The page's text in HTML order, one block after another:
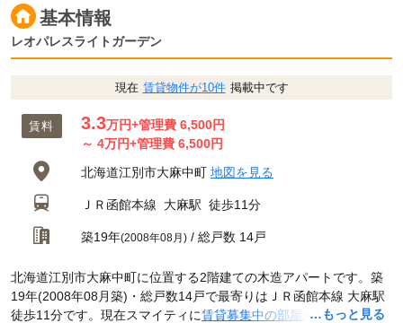
基本情報
レオパレスライトガーデン
現在 賃貸物件が10件 掲載中です
賃料 3.3万円+管理費 6,500円
～ 4万円+管理費 6,500円
北海道江別市大麻中町 地図を見る
ＪＲ函館本線 大麻駅 徒歩11分
築19年(2008年08月) / 総戸数 14戸
…もっと見る
北海道江別市大麻中町に位置する2階建ての木造アパートです。築
19年(2008年08月築)・総戸数14戸で最寄りはＪＲ函館本線 大麻駅
徒歩11分です。現在スマイティに賃貸募集中の部屋が10件(1K)掲載